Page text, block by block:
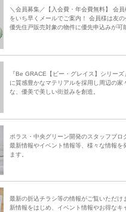
＼会員募集／【入会費・年会費無料】 会
をいち早くメールでご案内！ 会員様は友
優先住戸販売対象の物件に優先申込みが可
『Be GRACE【ビー・グレイス】シリー
に質感豊かなマテリアルを採用し周辺の家
な、優美で美しい街並みを創造。
ポラス・中央グリーン開発のスタッフブロ
最新情報やイベント情報等、様々な情報を
ます。
最新の折込チラシ等の情報がご覧いただけ
新情報をはじめ、イベント情報やお得なキ